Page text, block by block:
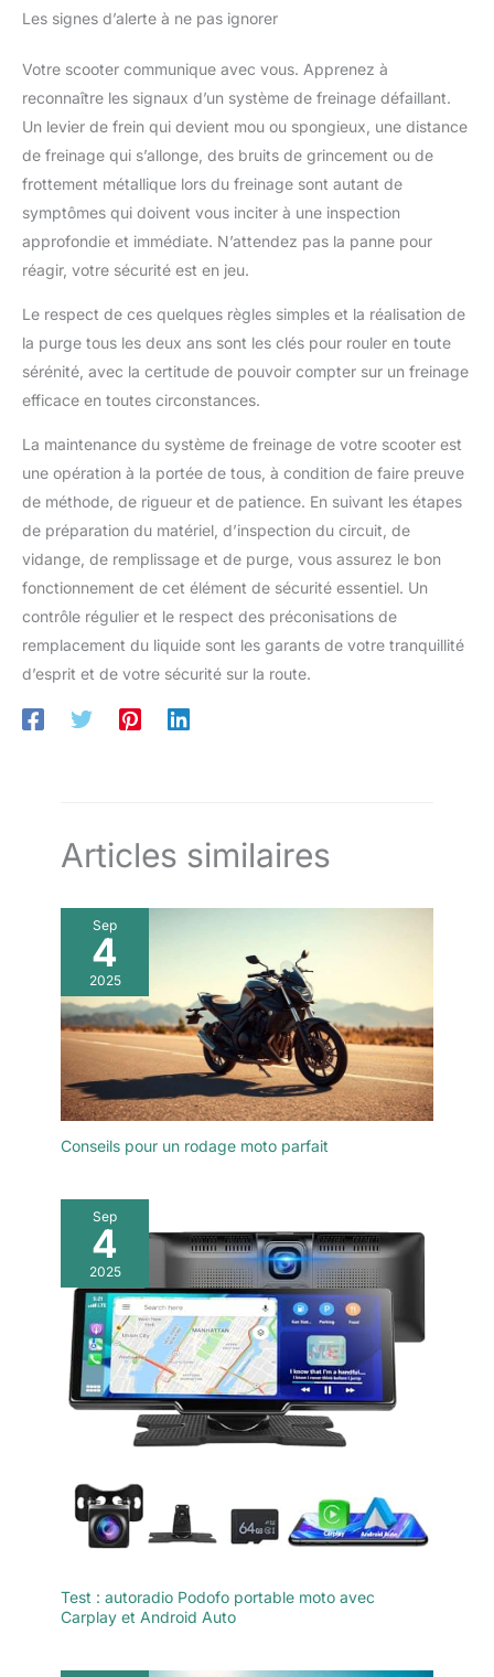
Les signes d’alerte à ne pas ignorer
Votre scooter communique avec vous. Apprenez à
reconnaître les signaux d’un système de freinage défaillant.
Un levier de frein qui devient mou ou spongieux, une distance
de freinage qui s’allonge, des bruits de grincement ou de
frottement métallique lors du freinage sont autant de
symptômes qui doivent vous inciter à une inspection
approfondie et immédiate. N’attendez pas la panne pour
réagir, votre sécurité est en jeu.
Le respect de ces quelques règles simples et la réalisation de
la purge tous les deux ans sont les clés pour rouler en toute
sérénité, avec la certitude de pouvoir compter sur un freinage
efficace en toutes circonstances.
La maintenance du système de freinage de votre scooter est
une opération à la portée de tous, à condition de faire preuve
de méthode, de rigueur et de patience. En suivant les étapes
de préparation du matériel, d’inspection du circuit, de
vidange, de remplissage et de purge, vous assurez le bon
fonctionnement de cet élément de sécurité essentiel. Un
contrôle régulier et le respect des préconisations de
remplacement du liquide sont les garants de votre tranquillité
d’esprit et de votre sécurité sur la route.
Articles similaires
Sep
4
2025
Conseils pour un rodage moto parfait
Sep
4
2025
Test : autoradio Podofo portable moto avec
Carplay et Android Auto